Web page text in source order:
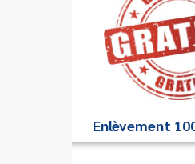
Enlèvement